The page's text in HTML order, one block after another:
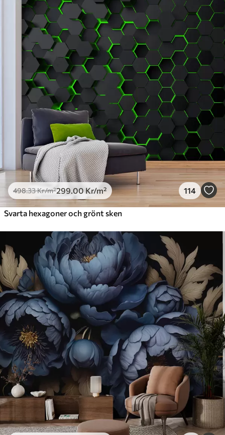
Standard
.33299 .00 /m²
Premium
.67379 .00Kr /m²
Premiumvinyl
725.00 435.00Kr
Peel and Stick
900.00540.00Kr/m²
498.33Kr/m²299 .00 Kr/m² 114
Svarta hexagoner och grönt sken